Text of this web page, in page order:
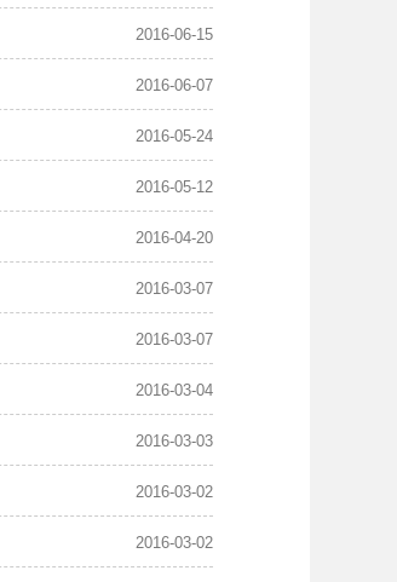
2016-06-15
2016-06-07
2016-05-24
2016-05-12
2016-04-20
2016-03-07
2016-03-07
2016-03-04
2016-03-03
2016-03-02
2016-03-02